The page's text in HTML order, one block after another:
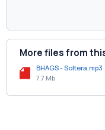
More files from
BHAGS - Soltera.mp3
7.7 Mb